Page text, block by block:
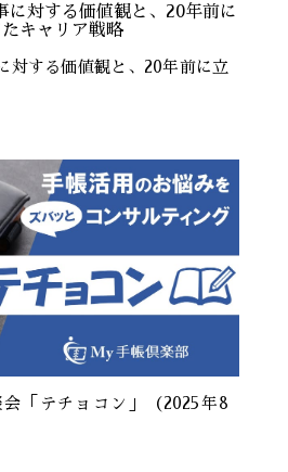
対する価値観と、20年前に立
「テチョコン」（2025年8